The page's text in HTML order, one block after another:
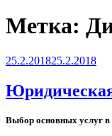
Метка:
Опубликовано
25.2.201825.2.2018
Выбор основных услуг в